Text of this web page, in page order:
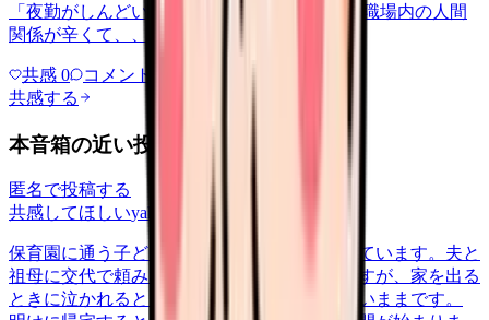
「夜勤がしんどい」について相談したいです 職場内の人間
関係が辛くて、、、
共感 0 コメント
共感する
本音箱の近い投稿
匿名で投稿する
共感してほしいyakin 2026/5/22
保育園に通う子どもを育てながら夜勤に入っています。夫と
祖母に交代で頼みながらなんとか回していますが、家を出る
ときに泣かれると、勤務中ずっと胸の奥が重いままです。